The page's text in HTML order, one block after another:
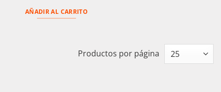
AÑADIR AL CARRITO
Productos por página